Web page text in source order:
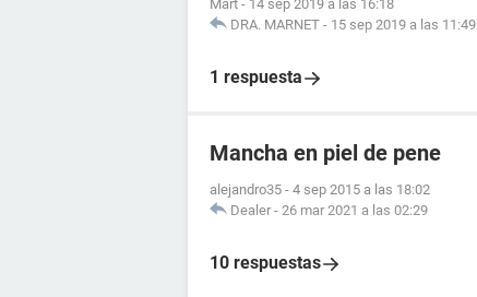
Mart - 14 sep 2019 a las 16:18
DRA. MARNET - 15 sep 2019 a las 11:49
1 respuesta
Mancha en piel de pene
alejandro35 - 4 sep 2015 a las 18:02
Dealer - 26 mar 2021 a las 02:29
10 respuestas